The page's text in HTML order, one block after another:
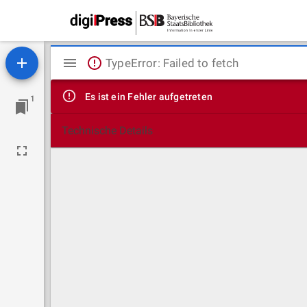
1
Mirador
Viewer
TypeError: Failed to fetch
Es ist ein Fehler aufgetreten
Technische Details